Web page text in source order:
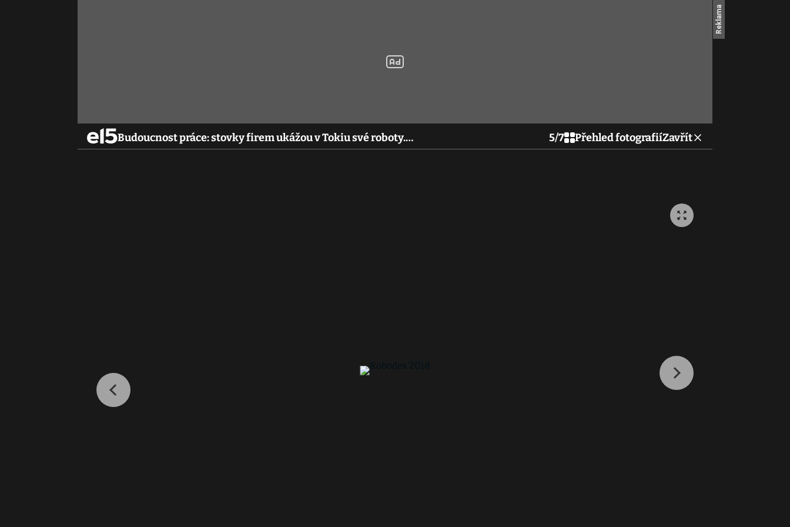
Budoucnost práce: stovky firem ukážou v Tokiu své roboty.… 5/7 Přehled fotografiíZavřít